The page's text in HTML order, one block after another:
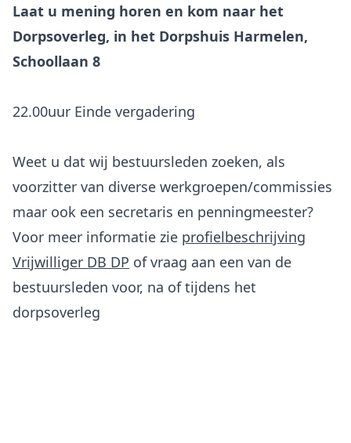
Laat u mening horen en kom naar het
Dorpsoverleg, in het Dorpshuis Harmelen,
Schoollaan 8
22.00uur Einde vergadering
Weet u dat wij bestuursleden zoeken, als
voorzitter van diverse werkgroepen/commissies
maar ook een secretaris en penningmeester?
Voor meer informatie zie profielbeschrijving
Vrijwilliger DB DP of vraag aan een van de
bestuursleden voor, na of tijdens het
dorpsoverleg